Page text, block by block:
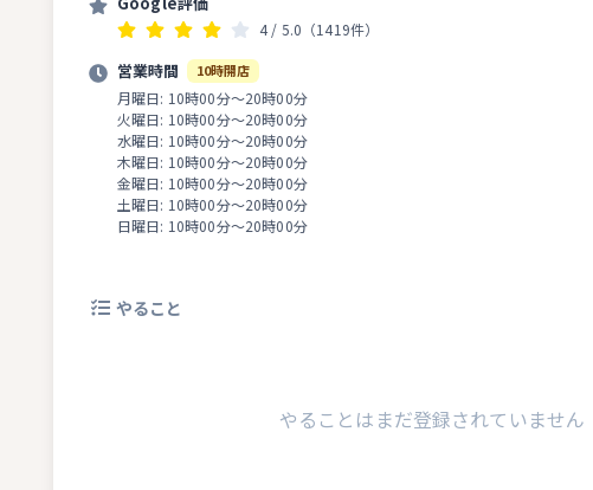
4 / 5.0 （1419件）
営業時間 10時開店
月曜日: 10時00分～20時00分
火曜日: 10時00分～20時00分
水曜日: 10時00分～20時00分
木曜日: 10時00分～20時00分
金曜日: 10時00分～20時00分
土曜日: 10時00分～20時00分
日曜日: 10時00分～20時00分
やること
やることはまだ登録されていません